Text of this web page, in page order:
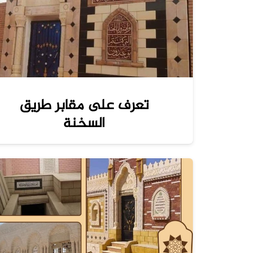
تعرف على مقابر طريق
السخنة